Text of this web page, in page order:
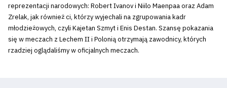
reprezentacji narodowych: Robert Ivanov i Niilo Maenpaa oraz Adam
Zrelak, jak również ci, którzy wyjechali na zgrupowania kadr
młodzieżowych, czyli Kajetan Szmyt i Enis Destan. Szansę pokazania
się w meczach z Lechem II i Polonią otrzymają zawodnicy, których
rzadziej oglądaliśmy w oficjalnych meczach.